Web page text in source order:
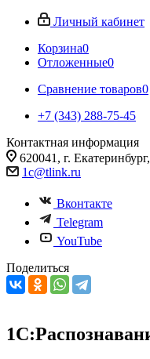
Личный кабинет
Корзина0
Отложенные0
Сравнение товаров0
+7 (343) 288-75-45
Контактная информация
620041, г.
1c@tlink.ru
Вконтакте
Telegram
YouTube
Поделиться